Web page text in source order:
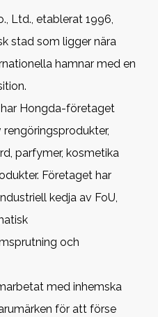
Ltd., etablerat 1996,
stad som ligger nära
hamnar med en
Hongda-företaget
parfymer, kosmetika
Företaget har
kedja av FoU,
och
med inhemska
för att förse